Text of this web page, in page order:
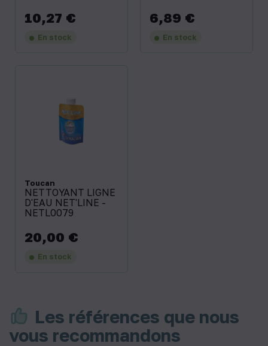
Prix
10,27 €
En stock
Prix
6,89 €
En stock
Toucan
NETTOYANT LIGNE
D'EAU NET'LINE -
NETL0079
Prix
20,00 €
En stock
Les références que nous
vous recommandons